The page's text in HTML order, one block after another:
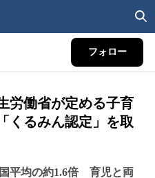
フォロー
労働省が定める子育
くるみん認定」を取
平均の約1.6倍 育児と両